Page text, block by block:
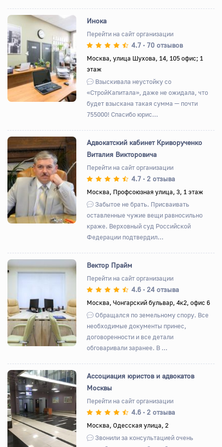
Назад Вперед
Инока
Перейти на сайт организации
4.7 • 70 отзывов
Москва, улица Шухова, 14, 105 офис; 1
этаж
Взыскивала неустойку со
«СтройКапитала», даже не ожидала, что
будет взыскана такая сумма — почти
755000! Спасибо юрис...
Назад Вперед
Адвокатский кабинет Криворученко
Виталия Викторовича
Перейти на сайт организации
4.7 • 2 отзыва
Москва, Профсоюзная улица, 3, 1 этаж
Забытое не брать. Присваивать
оставленные чужие вещи равносильно
краже. Верховный суд Российской
Федерации подтвердил...
Назад Вперед
Вектор Прайм
Перейти на сайт организации
4.6 • 24 отзыва
Москва, Чонгарский бульвар, 4к2, офис 6
Обращался по земельному спору. Все
необходимые документы принес,
договоренности и все детали
обговаривали заранее. В ...
Назад Вперед
Ассоциация юристов и адвокатов
Москвы
Перейти на сайт организации
4.6 • 2 отзыва
Москва, Одесская улица, 2
Звонили за консультацией очень